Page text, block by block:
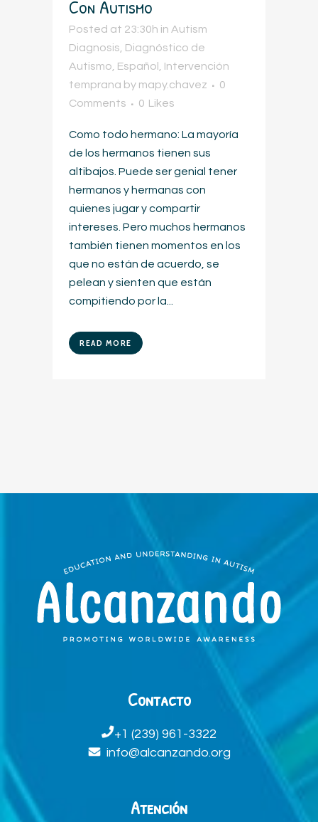
Con Autismo
Posted at 23:30h in Autism
Diagnosis Diagnóstico de
Autismo Español
Intervención
temprana by mapy.chavez
0
Comments
0 Likes
Como todo hermano: La mayoría
de los hermanos tienen sus
altibajos. Puede ser genial tener
hermanos y hermanas con
quienes jugar y compartir
intereses. Pero muchos hermanos
también tienen momentos en los
que no están de acuerdo, se
pelean y sienten que están
compitiendo por la...
READ MORE
Contacto
+1 (239) 961-3322
info@alcanzando.org
Atención